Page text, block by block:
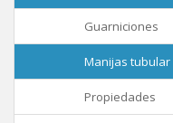
Guarniciones
Manijas tubular
Propiedades